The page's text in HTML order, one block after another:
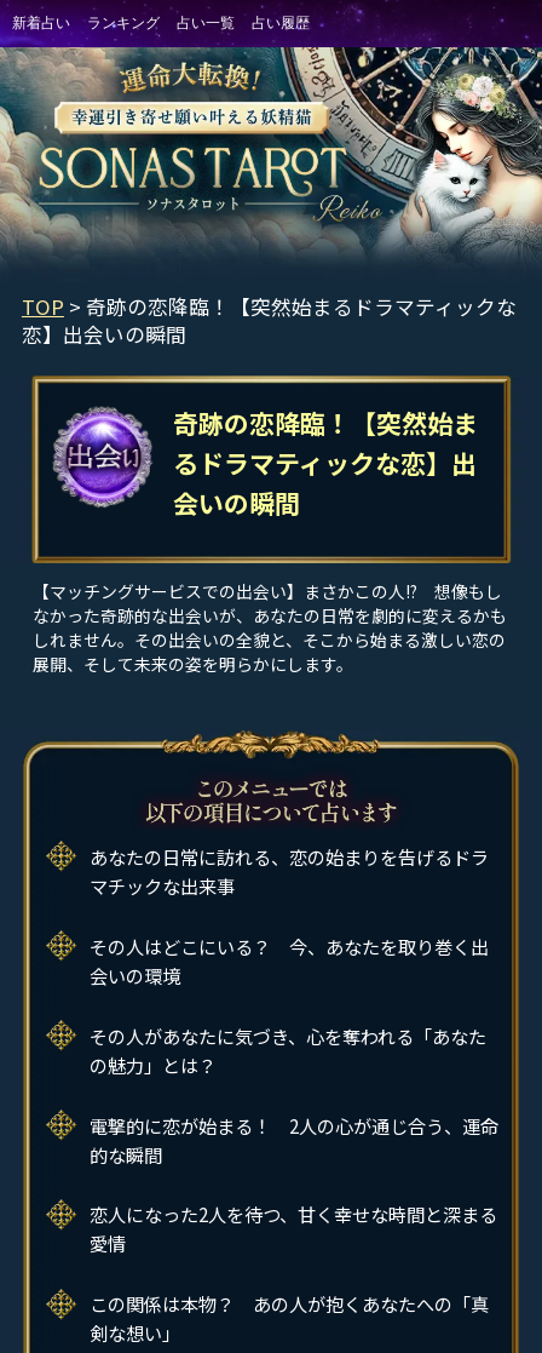
TOP > 奇跡の恋降臨！【突然始まるドラマティックな
恋】出会いの瞬間
奇跡の恋降臨！【突然始ま
るドラマティックな恋】出
会いの瞬間
【マッチングサービスでの出会い】まさかこの人!? 想像もし
なかった奇跡的な出会いが、あなたの日常を劇的に変えるかも
しれません。その出会いの全貌と、そこから始まる激しい恋の
展開、そして未来の姿を明らかにします。
あなたの日常に訪れる、恋の始まりを告げるドラ
マチックな出来事
その人はどこにいる？ 今、あなたを取り巻く出
会いの環境
その人があなたに気づき、心を奪われる「あなた
の魅力」とは？
電撃的に恋が始まる！ 2人の心が通じ合う、運命
的な瞬間
恋人になった2人を待つ、甘く幸せな時間と深まる
愛情
この関係は本物？ あの人が抱くあなたへの「真
剣な想い」